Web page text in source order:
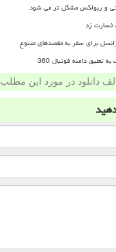
و ربولکس مشکل تر می شود
برای سفر به مقصدهای متنوع
دامنه فوتبال 360
دانلود در مورد این مطلب